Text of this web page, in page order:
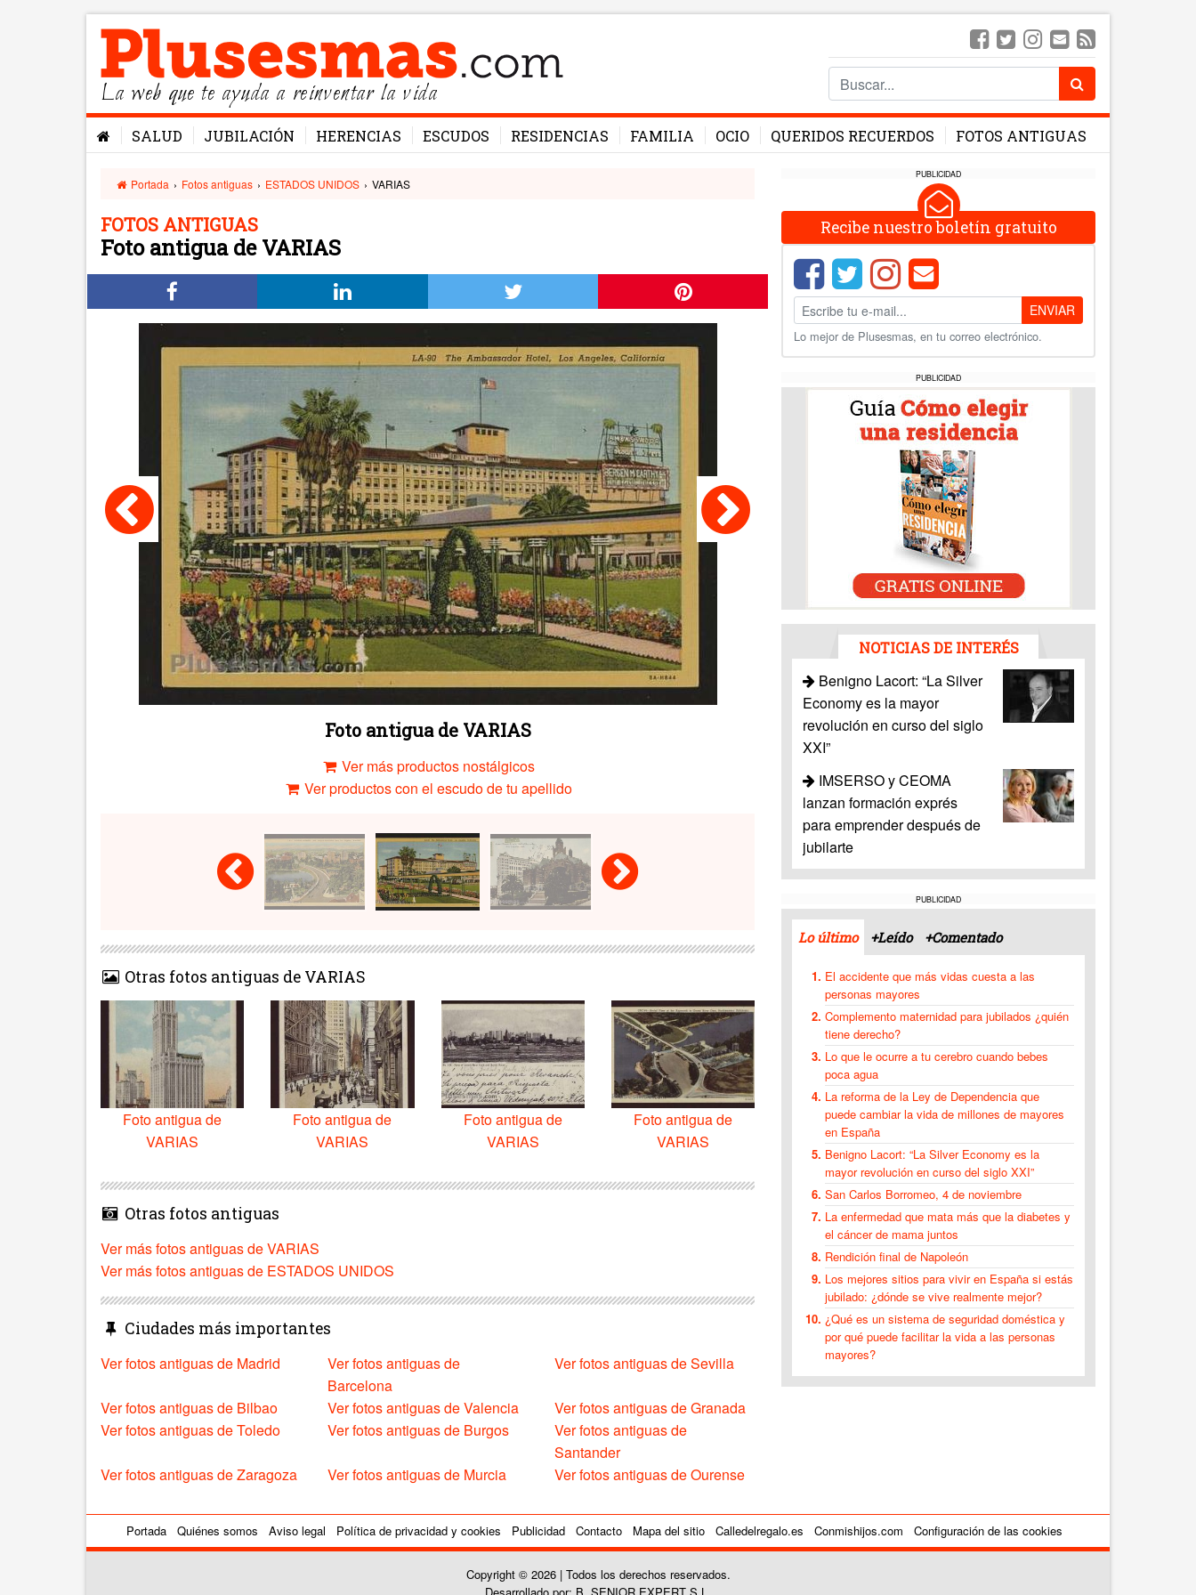
La web que te ayuda a reinventar la vida
SALUD JUBILACIÓN HERENCIAS ESCUDOS RESIDENCIAS FAMILIA OCIO QUERIDOS RECUERDOS FOTOS ANTIGUAS
Portada › Fotos antiguas › ESTADOS UNIDOS › VARIAS
FOTOS ANTIGUAS
Foto antigua de VARIAS
Foto antigua de VARIAS
Ver más productos nostálgicos
Ver productos con el escudo de tu apellido
Otras fotos antiguas de VARIAS
Foto antigua de
VARIAS
Foto antigua de
VARIAS
Foto antigua de
VARIAS
Foto antigua de
VARIAS
Otras fotos antiguas
Ver más fotos antiguas de VARIAS
Ver más fotos antiguas de ESTADOS UNIDOS
Ciudades más importantes
Ver fotos antiguas de Madrid
Ver fotos antiguas de
Barcelona
Ver fotos antiguas de Sevilla
Ver fotos antiguas de Bilbao Ver fotos antiguas de Valencia
Ver fotos antiguas de Granada
Ver fotos antiguas de Toledo
Ver fotos antiguas de Burgos
Ver fotos antiguas de
Santander
Ver fotos antiguas de Zaragoza
Ver fotos antiguas de Murcia Ver fotos antiguas de Ourense
PUBLICIDAD
Recibe nuestro boletín gratuito
ENVIAR
Lo mejor de Plusesmas, en tu correo electrónico.
PUBLICIDAD
NOTICIAS DE INTERÉS
Benigno Lacort: “La Silver
Economy es la mayor
revolución en curso del siglo
XXI”
IMSERSO y CEOMA
lanzan formación exprés
para emprender después de
jubilarte
PUBLICIDAD
Lo último +Leído +Comentado
El accidente que más vidas cuesta a las
personas mayores
Complemento maternidad para jubilados ¿quién
tiene derecho?
Lo que le ocurre a tu cerebro cuando bebes
poca agua
La reforma de la Ley de Dependencia que
puede cambiar la vida de millones de mayores
en España
Benigno Lacort: “La Silver Economy es la
mayor revolución en curso del siglo XXI”
San Carlos Borromeo, 4 de noviembre
La enfermedad que mata más que la diabetes y
el cáncer de mama juntos
Rendición final de Napoleón
Los mejores sitios para vivir en España si estás
jubilado: ¿dónde se vive realmente mejor?
¿Qué es un sistema de seguridad doméstica y
por qué puede facilitar la vida a las personas
mayores?
Portada Quiénes somos Aviso legal Política de privacidad y cookies Publicidad Contacto Mapa del sitio Calledelregalo.es Conmishijos.com Configuración de las cookies
Copyright © 2026 | Todos los derechos reservados.